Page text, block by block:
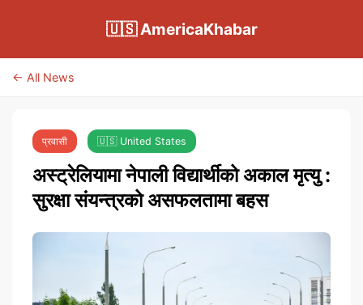
🇺🇸 AmericaKhabar
← All News
प्रवासी 🇺🇸 United States
अस्ट्रेलियामा नेपाली विद्यार्थीको अकाल मृत्यु :
सुरक्षा संयन्त्रको असफलतामा बहस